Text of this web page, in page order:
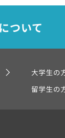
ついて
大学生の
留学生の